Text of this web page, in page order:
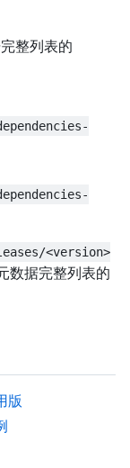
整列表的
<version>
数据完整列表的
版